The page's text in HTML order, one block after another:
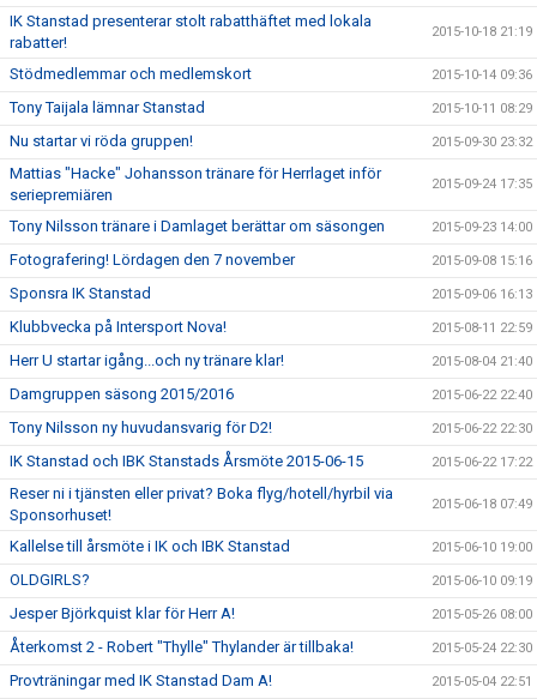
IK Stanstad presenterar stolt rabatthäftet med lokala
rabatter!
2015-10-18 21:19
Stödmedlemmar och medlemskort 2015-10-14 09:36
Tony Taijala lämnar Stanstad 2015-10-11 08:29
Nu startar vi röda gruppen! 2015-09-30 23:32
Mattias "Hacke" Johansson tränare för Herrlaget inför
seriepremiären
2015-09-24 17:35
Tony Nilsson tränare i Damlaget berättar om säsongen 2015-09-23 14:00
Fotografering! Lördagen den 7 november 2015-09-08 15:16
Sponsra IK Stanstad 2015-09-06 16:13
Klubbvecka på Intersport Nova! 2015-08-11 22:59
Herr U startar igång...och ny tränare klar! 2015-08-04 21:40
Damgruppen säsong 2015/2016 2015-06-22 22:40
Tony Nilsson ny huvudansvarig för D2! 2015-06-22 22:30
IK Stanstad och IBK Stanstads Årsmöte 2015-06-15 2015-06-22 17:22
Reser ni i tjänsten eller privat? Boka flyg/hotell/hyrbil via
Sponsorhuset!
2015-06-18 07:49
Kallelse till årsmöte i IK och IBK Stanstad 2015-06-10 19:00
OLDGIRLS? 2015-06-10 09:19
Jesper Björkquist klar för Herr A! 2015-05-26 08:00
Återkomst 2 - Robert "Thylle" Thylander är tillbaka! 2015-05-24 22:30
Provträningar med IK Stanstad Dam A! 2015-05-04 22:51